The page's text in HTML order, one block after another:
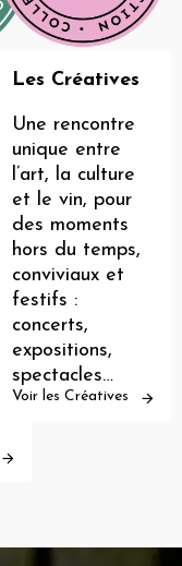
Les Créatives
Une rencontre
unique entre
l’art, la culture
et le vin, pour
des moments
hors du temps,
conviviaux et
festifs :
concerts,
expositions,
spectacles…
Voir les Créatives